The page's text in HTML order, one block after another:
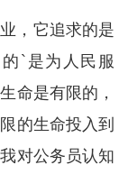
，它追求的是
`是为人民服
命是有限的，
的生命投入到
对公务员认知